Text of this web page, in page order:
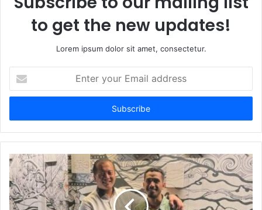
to get the new updates!
Lorem ipsum dolor sit amet, consectetur.
Enter
your
Email